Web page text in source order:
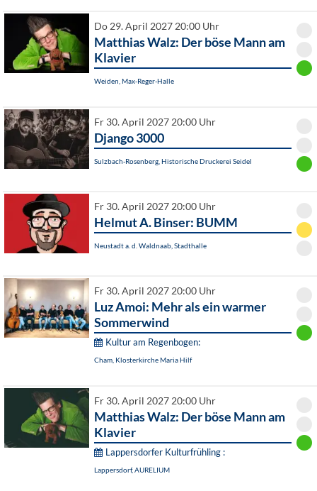
Do 29. April 2027 20:00 Uhr
Matthias Walz: Der böse Mann am
Klavier
Weiden, Max-Reger-Halle
Fr 30. April 2027 20:00 Uhr
Django 3000
Sulzbach-Rosenberg, Historische Druckerei Seidel
Fr 30. April 2027 20:00 Uhr
Helmut A. Binser: BUMM
Neustadt a. d. Waldnaab, Stadthalle
Fr 30. April 2027 20:00 Uhr
Luz Amoi: Mehr als ein warmer
Sommerwind
Kultur am Regenbogen:
Cham, Klosterkirche Maria Hilf
Fr 30. April 2027 20:00 Uhr
Matthias Walz: Der böse Mann am
Klavier
Lappersdorfer Kulturfrühling :
Lappersdorf, AURELIUM